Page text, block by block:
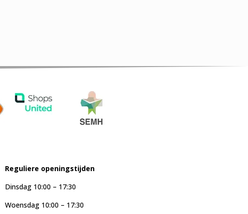
Reguliere openingstijden
Dinsdag 10:00 – 17:30
Woensdag 10:00 – 17:30